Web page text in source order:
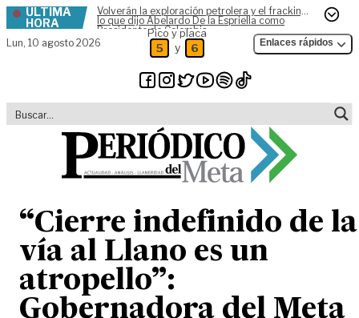
Skip to content
ÚLTIMA
HORA
Volverán la exploración petrolera y el fracking,
lo que dijo Abelardo De la Espriella como
Presidente de Colombia
Lun, 10 agosto 2026
Pico y placa
5 y 6 Enlaces rápidos
“Cierre indefinido de la
vía al Llano es un
atropello”:
Gobernadora del Meta